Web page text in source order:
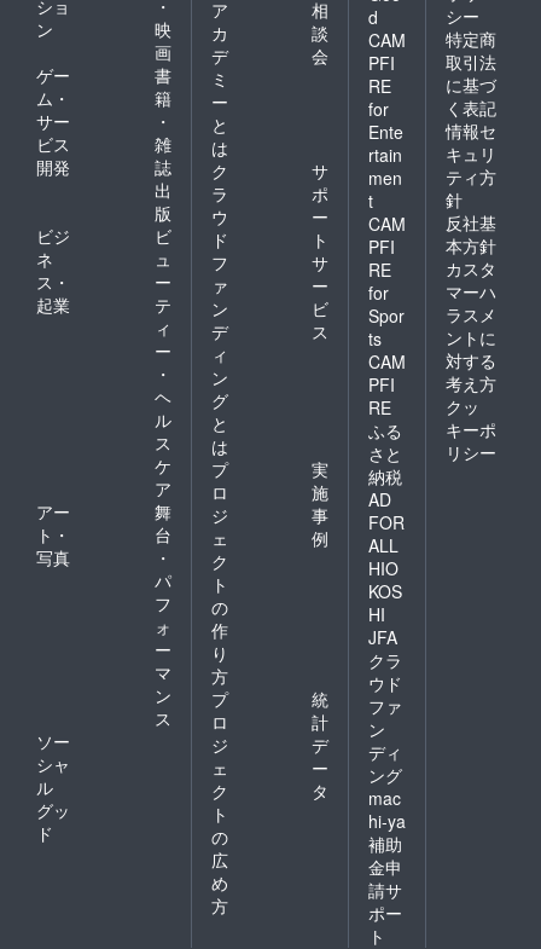
ショ
ン
・
映
画
ゲー
ム・
サー
ビス
開発
書
籍
・
雑
誌
出
版
ビジ
ネ
ス・
起業
ビ
ュ
ー
テ
ィ
ー
・
ヘ
ル
ス
ケ
ア
アー
ト・
写真
舞
台
・
パ
フ
ォ
ー
マ
ン
ス
ソー
シャ
ル
グッ
ド
ア
カ
デ
ミ
ー
と
は
相
談
会
ク
ラ
ウ
ド
フ
ァ
ン
デ
ィ
ン
グ
と
は
サ
ポ
ー
ト
サ
ー
ビ
ス
プ
ロ
ジ
ェ
ク
ト
の
作
り
方
実
施
事
例
プ
ロ
ジ
ェ
ク
ト
の
広
め
方
統
計
デ
ー
タ
d
CAM
PFI
RE
for
Ente
rtain
men
t
CAM
PFI
RE
for
Spor
ts
CAM
PFI
RE
ふる
さと
納税
AD
FOR
ALL
HIO
KOS
HI
JFA
クラ
ウド
ファ
ン
ディ
ング
mac
hi-ya
補助
金申
請サ
ポー
ト
シー
特定商
取引法
に基づ
く表記
情報セ
キュリ
ティ方
針
反社基
本方針
カスタ
マーハ
ラスメ
ントに
対する
考え方
クッ
キーポ
リシー